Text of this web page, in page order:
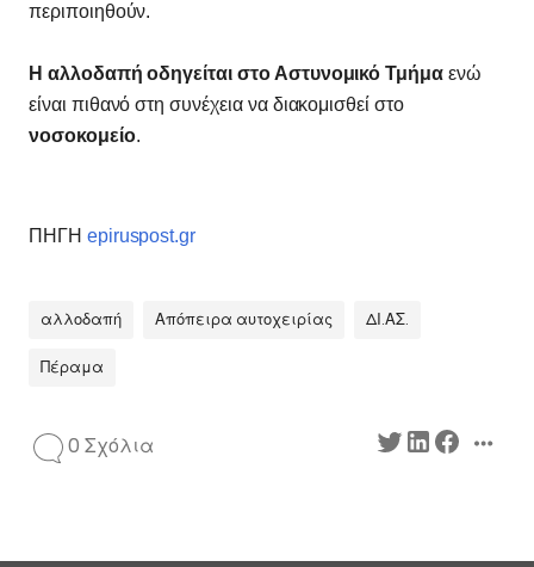
περιποιηθούν.
Η αλλοδαπή οδηγείται στο Αστυνομικό Τμήμα ενώ
είναι πιθανό στη συνέχεια να διακομισθεί στο
νοσοκομείο.
ΠΗΓΗ epiruspost.gr
αλλοδαπή Απόπειρα αυτοχειρίας ΔΙ.ΑΣ.
Πέραμα
0 Σχόλια